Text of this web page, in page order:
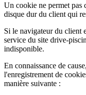
Un cookie ne permet pas
disque dur du client qui
Si le navigateur du client
service du site drive-
indisponible.
En connaissance de
l'enregistrement de
manière suivante :